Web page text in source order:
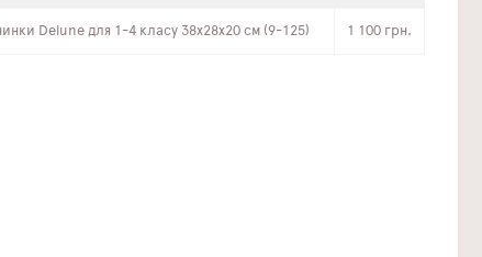
Delune для 1-4 класу 38х28х20 см (9-125) 1 100 грн.